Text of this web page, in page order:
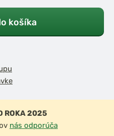
košíka
ROKA 2025
nás odporúča